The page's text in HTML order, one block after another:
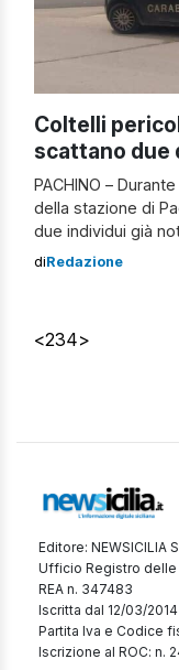
Coltelli
scattano due
PACHINO –
della stazione di
due individui già
anni, trovati in
diRedazione
<234>
Editore: NEWSICILIA
Ufficio Registro delle
REA n. 347483
Iscritta dal 12/03/2014
Partita Iva e Codice
Iscrizione al ROC: n.